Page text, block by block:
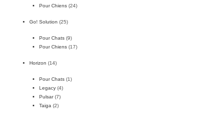
Pour Chiens (24)
Go! Solution (25)
Pour Chats (9)
Pour Chiens (17)
Horizon (14)
Pour Chats (1)
Legacy (4)
Pulsar (7)
Taiga (2)